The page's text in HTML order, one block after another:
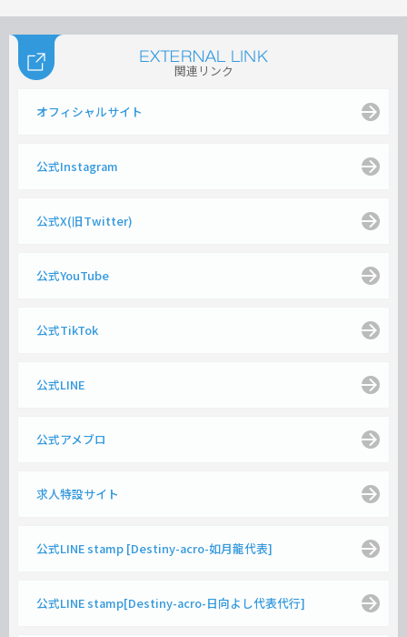
関連リンク
オフィシャルサイト
公式Instagram
公式X(旧Twitter)
公式YouTube
公式TikTok
公式LINE
公式アメブロ
求人特設サイト
公式LINE stamp [Destiny-acro-如月龍代表]
公式LINE stamp[Destiny-acro-日向よし代表代行]